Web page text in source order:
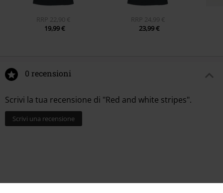
RRP 22,90 €
19,99 €
RRP 24,99 €
23,99 €
0 recensioni
Scrivi la tua recensione di "Red and white stripes".
Scrivi una recensione